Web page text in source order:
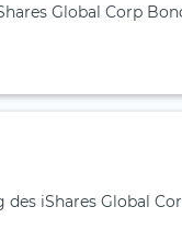
Global Corp
iShares Global